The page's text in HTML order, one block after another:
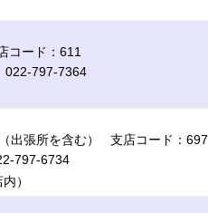
コード：611
022-797-7364
出張所を含む） 支店コード：697
797-6734
）